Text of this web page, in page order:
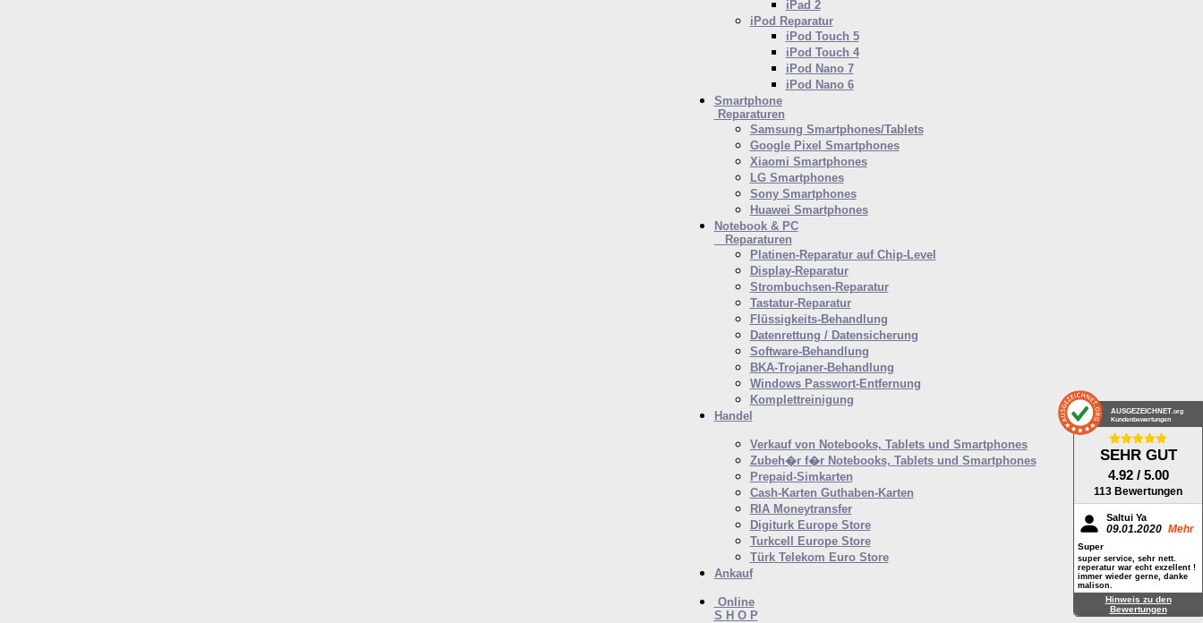
iPad 2
iPod Reparatur
iPod Touch 5
iPod Touch 4
iPod Nano 7
iPod Nano 6
Smartphone
Reparaturen
Samsung Smartphones/Tablets
Google Pixel Smartphones
Xiaomi Smartphones
LG Smartphones
Sony Smartphones
Huawei Smartphones
Notebook & PC
Reparaturen
Platinen-Reparatur auf Chip-Level
Display-Reparatur
Strombuchsen-Reparatur
Tastatur-Reparatur
Flüssigkeits-Behandlung
Datenrettung / Datensicherung
Software-Behandlung
BKA-Trojaner-Behandlung
Windows Passwort-Entfernung
Komplettreinigung
Handel
Verkauf von Notebooks, Tablets und Smartphones
Zubeh�r f�r Notebooks, Tablets und Smartphones
Prepaid-Simkarten
Cash-Karten Guthaben-Karten
RIA Moneytransfer
Digiturk Europe Store
Turkcell Europe Store
Türk Telekom Euro Store
Ankauf
Online
S H O P
AUSGEZEICHNET .org
Kundenbewertungen
SEHR GUT
4.92 / 5.00
113 Bewertungen
Saltui Ya
09.01.2020 Mehr
Super
super service, sehr nett.
reperatur war echt exzellent !
immer wieder gerne, danke
malison.
Hinweis zu den
Bewertungen